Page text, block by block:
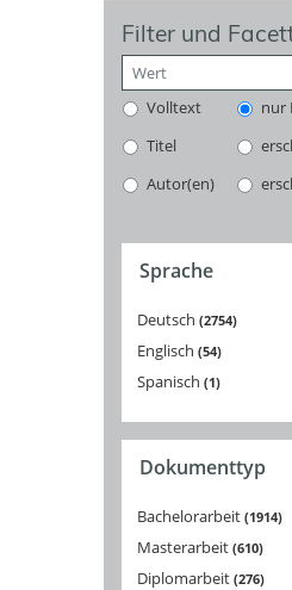
Filter und
Volltext
nur
Titel
Autor(en)
Sprache
Deutsch 2754
Englisch 54
Spanisch 1
Dokumenttyp
Bachelorarbeit 1914
Masterarbeit 610
Diplomarbeit 276